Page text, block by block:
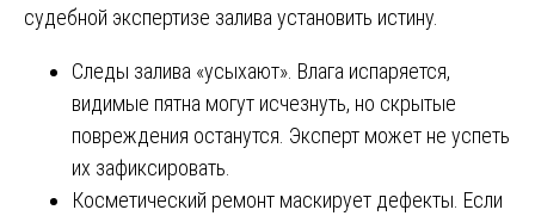
судебной экспертизе залива установить истину.
Следы залива «усыхают». Влага испаряется,
видимые пятна могут исчезнуть, но скрытые
повреждения останутся. Эксперт может не успеть
их зафиксировать.
Косметический ремонт маскирует дефекты. Если